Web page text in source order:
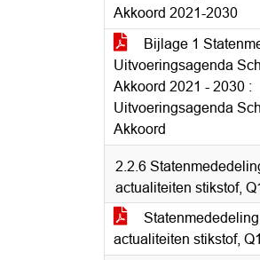
Akkoord 2021-2030
Bijlage 1
Uitvoeringsagenda
Akkoord 2021 - 2030 :
Uitvoeringsagenda
Akkoord
2.2.6
actualiteiten stikstof,
Statenmededeling
actualiteiten stikstof,